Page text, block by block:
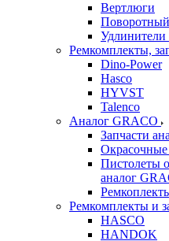
Вертлюги
Поворотный
Удлинители
Ремкомплекты,
Dino-Power
Hasco
HYVST
Talenco
Аналог GRACO
Запчасти
Пистолеты
аналог
Ремкомплекты и
HASCO
HANDOK